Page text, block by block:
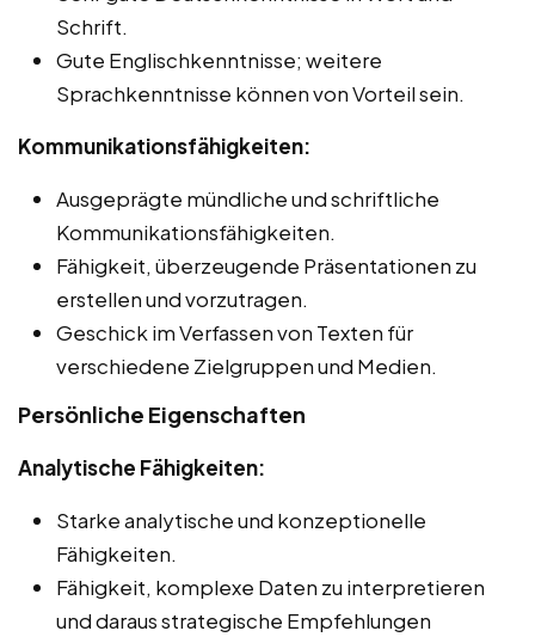
Schrift.
Gute Englischkenntnisse; weitere
Sprachkenntnisse können von Vorteil sein.
Kommunikationsfähigkeiten:
Ausgeprägte mündliche und schriftliche
Kommunikationsfähigkeiten.
Fähigkeit, überzeugende Präsentationen zu
erstellen und vorzutragen.
Geschick im Verfassen von Texten für
verschiedene Zielgruppen und Medien.
Persönliche Eigenschaften
Analytische Fähigkeiten:
Starke analytische und konzeptionelle
Fähigkeiten.
Fähigkeit, komplexe Daten zu interpretieren
und daraus strategische Empfehlungen